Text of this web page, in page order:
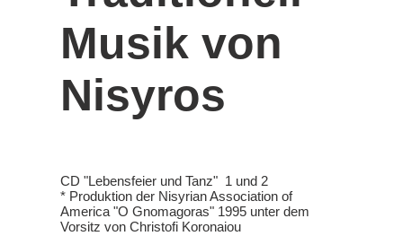
Musik von
Nisyros
CD "Lebensfeier und Tanz" 1 und 2
* Produktion der Nisyrian Association of
America "O Gnomagoras" 1995 unter dem
Vorsitz von Christofi Koronaiou